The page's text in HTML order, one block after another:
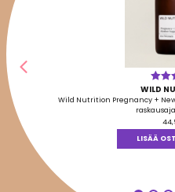
WILD
Wild Nutrition Pregnancy +
LISÄÄ
Edellinen